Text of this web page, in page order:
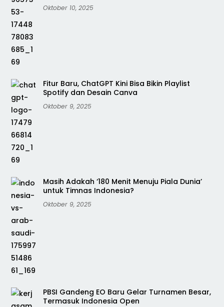
Oktober 10, 2025
Fitur Baru, ChatGPT Kini Bisa Bikin Playlist
Spotify dan Desain Canva
Oktober 9, 2025
Masih Adakah ‘180 Menit Menuju Piala Dunia’
untuk Timnas Indonesia?
Oktober 9, 2025
PBSI Gandeng EO Baru Gelar Turnamen Besar,
Termasuk Indonesia Open